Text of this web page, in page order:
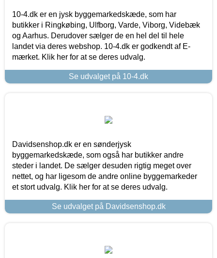
10-4.dk er en jysk byggemarkedskæde, som har
butikker i Ringkøbing, Ulfborg, Varde, Viborg, Videbæk
og Aarhus. Derudover sælger de en hel del til hele
landet via deres webshop. 10-4.dk er godkendt af E-
mærket. Klik her for at se deres udvalg.
Se udvalget på 10-4.dk
Davidsenshop.dk er en sønderjysk
byggemarkedskæde, som også har butikker andre
steder i landet. De sælger desuden rigtig meget over
nettet, og har ligesom de andre online byggemarkeder
et stort udvalg. Klik her for at se deres udvalg.
Se udvalget på Davidsenshop.dk